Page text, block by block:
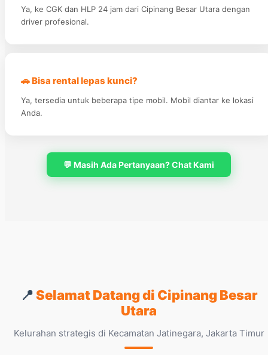
Ya, ke CGK dan HLP 24 jam dari Cipinang Besar Utara dengan
driver profesional.
🚗 Bisa rental lepas kunci?
Ya, tersedia untuk beberapa tipe mobil. Mobil diantar ke lokasi
Anda.
💬 Masih Ada Pertanyaan? Chat Kami
📍Selamat Datang di Cipinang Besar
Utara
Kelurahan strategis di Kecamatan Jatinegara, Jakarta Timur